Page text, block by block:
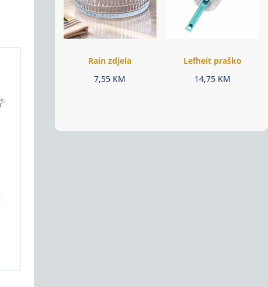
Rain zdjela
7,55 KM
Lefheit praško
14,75 KM